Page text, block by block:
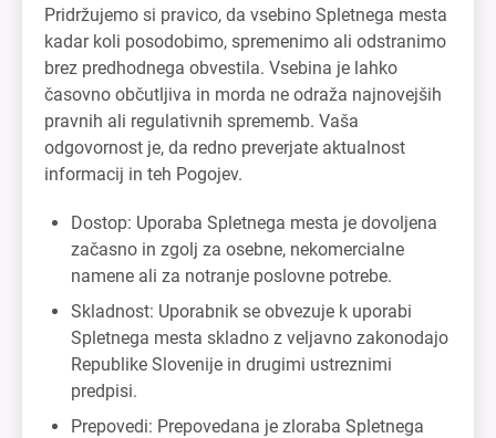
Pridržujemo si pravico, da vsebino Spletnega mesta
kadar koli posodobimo, spremenimo ali odstranimo
brez predhodnega obvestila. Vsebina je lahko
časovno občutljiva in morda ne odraža najnovejših
pravnih ali regulativnih sprememb. Vaša
odgovornost je, da redno preverjate aktualnost
informacij in teh Pogojev.
Dostop: Uporaba Spletnega mesta je dovoljena
začasno in zgolj za osebne, nekomercialne
namene ali za notranje poslovne potrebe.
Skladnost: Uporabnik se obvezuje k uporabi
Spletnega mesta skladno z veljavno zakonodajo
Republike Slovenije in drugimi ustreznimi
predpisi.
Prepovedi: Prepovedana je zloraba Spletnega